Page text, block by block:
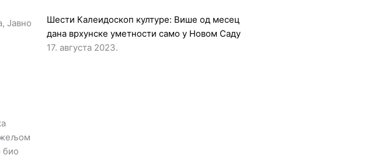
Јавно
жељом
био
Шести Калеидоскоп културе: Више од месец
дана врхунске уметности само у Новом Саду
17. августа 2023.